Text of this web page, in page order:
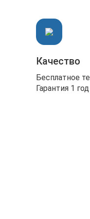
Качество
Бесплатное
Гарантия 1